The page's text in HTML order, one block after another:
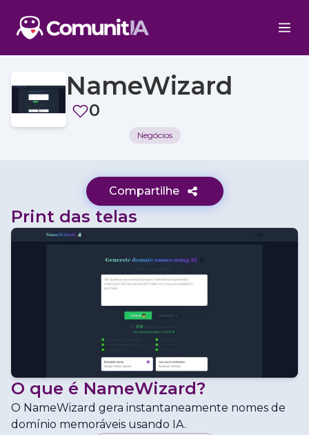
NameWizard
0
Negócios
Compartilhe
Print das telas
O que é NameWizard?
O NameWizard gera instantaneamente nomes de
domínio memoráveis usando IA.